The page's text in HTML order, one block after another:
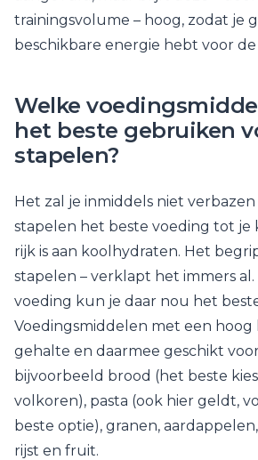
trainingsvolume – hoog, zodat je
beschikbare energie hebt voor
Welke
het beste gebruiken
stapelen?
Het zal je inmiddels niet
stapelen het beste voeding tot
rijk is aan koolhydraten. Het
stapelen – verklapt het immers
voeding kun je daar nou het
Voedingsmiddelen met een hoog
gehalte en daarmee geschikt
bijvoorbeeld brood (het beste
volkoren), pasta (ook hier geldt,
beste optie), granen,
rijst en fruit.